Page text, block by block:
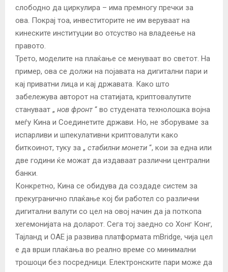
слободно да циркулира – има премногу пречки за
ова. Покрај тоа, инвеститорите не им веруваат на
кинеските институции во отсуство на владеење на
правото.
Трето, моделите на плаќање се менуваат во светот. На
пример, ова се должи на појавата на дигитални пари и
кај приватни лица и кај државата. Како што
забележува авторот на статијата, криптовалутите
стануваат „ нов фронт“ во студената технолошка војна
меѓу Кина и Соединетите држави. Но, не зборуваме за
испарливи и шпекулативни криптовалути како
биткоинот, туку за „ стабилни монети “, кои за една или
две години ќе можат да издаваат различни централни
банки.
Конкретно, Кина се обидува да создаде систем за
прекугранично плаќање кој би работел со различни
дигитални валути со цел на овој начин да ја поткопа
хегемонијата на доларот. Сега тој заедно со Хонг Конг,
Тајланд и ОАЕ ја развива платформата mBridge, чија цел
е да врши плаќања во реално време со минимални
трошоци без посредници. Електронските пари може да